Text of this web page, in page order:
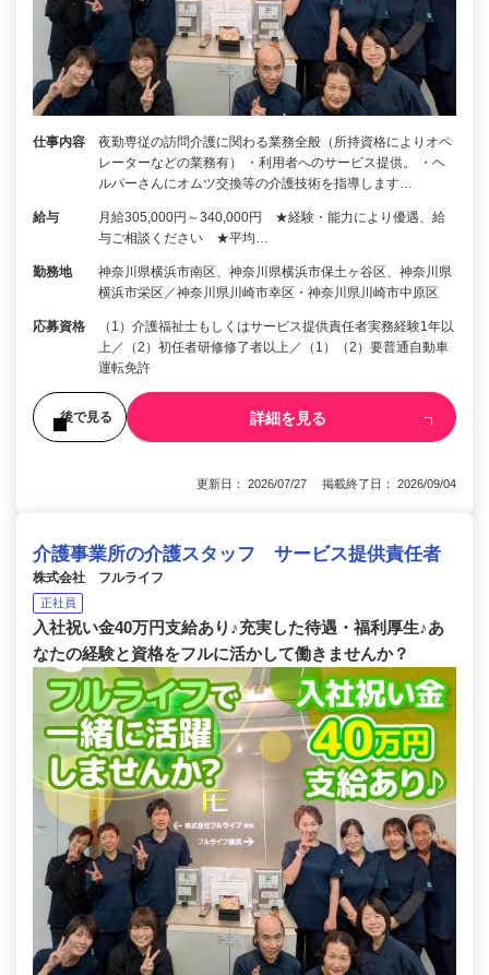
仕事内容
夜勤専従の訪問介護に関わる業務全般（所持資格によりオペ
レーターなどの業務有） ・利用者へのサービス提供。 ・ヘ
ルパーさんにオムツ交換等の介護技術を指導します…
給与
月給305,000円～340,000円 ★経験・能力により優遇、給
与ご相談ください ★平均…
勤務地
神奈川県横浜市南区、神奈川県横浜市保土ヶ谷区、神奈川県
横浜市栄区／神奈川県川崎市幸区・神奈川県川崎市中原区
応募資格
（1）介護福祉士もしくはサービス提供責任者実務経験1年以
上／（2）初任者研修修了者以上／（1）（2）要普通自動車
運転免許
後で見る 詳細を見る
更新日： 2026/07/27 掲載終了日： 2026/09/04
介護事業所の介護スタッフ サービス提供責任者
株式会社 フルライフ
正社員
入社祝い金40万円支給あり♪充実した待遇・福利厚生♪あ
なたの経験と資格をフルに活かして働きませんか？